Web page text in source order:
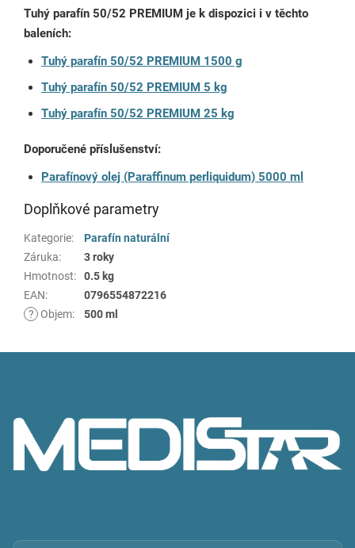
Tuhý parafín 50/52 PREMIUM je k dispozici i v těchto
baleních:
Tuhý parafín 50/52 PREMIUM 1500 g
Tuhý parafín 50/52 PREMIUM 5 kg
Tuhý parafín 50/52 PREMIUM 25 kg
Doporučené příslušenství:
Parafínový olej (Paraffinum perliquidum) 5000 ml
Doplňkové parametry
Kategorie:
Parafín naturální
Záruka:
3 roky
Hmotnost:
0.5 kg
EAN:
0796554872216
?
Objem: 500 ml